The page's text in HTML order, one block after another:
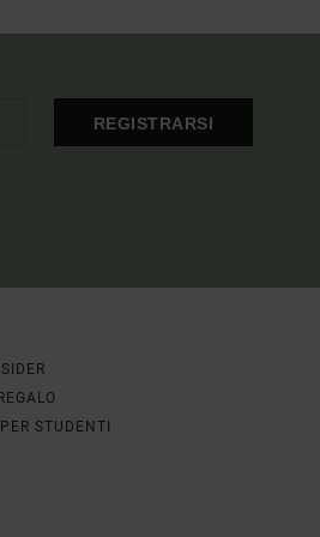
REGISTRARSI
STUDENTI